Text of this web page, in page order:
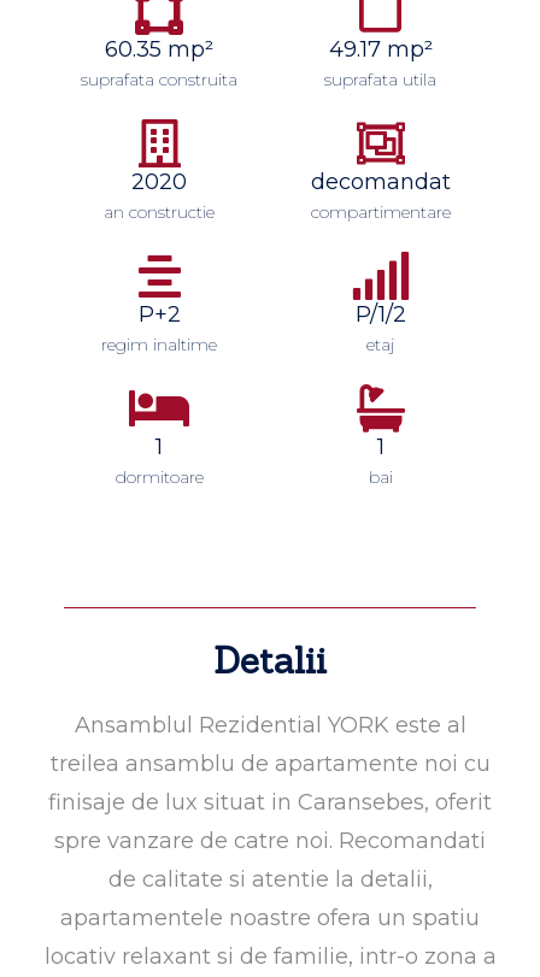
60.35 mp²
suprafata construita
49.17 mp²
suprafata utila
2020
an constructie
decomandat
compartimentare
P+2
regim inaltime
P/1/2
etaj
1
dormitoare
1
bai
Detalii
Ansamblul Rezidential YORK este al
treilea ansamblu de apartamente noi cu
finisaje de lux situat in Caransebes, oferit
spre vanzare de catre noi. Recomandati
de calitate si atentie la detalii,
apartamentele noastre ofera un spatiu
locativ relaxant si de familie, intr-o zona a